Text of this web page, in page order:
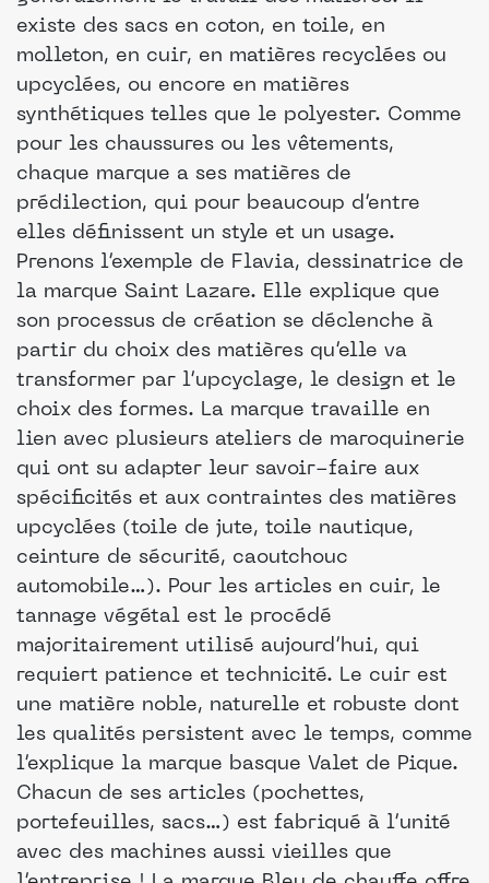
existe des sacs en coton, en toile, en
molleton, en cuir, en matières recyclées ou
upcyclées, ou encore en matières
synthétiques telles que le polyester. Comme
pour les chaussures ou les vêtements,
chaque marque a ses matières de
prédilection, qui pour beaucoup d’entre
elles définissent un style et un usage.
Prenons l’exemple de Flavia, dessinatrice de
la marque Saint Lazare. Elle explique que
son processus de création se déclenche à
partir du choix des matières qu’elle va
transformer par l’upcyclage, le design et le
choix des formes. La marque travaille en
lien avec plusieurs ateliers de maroquinerie
qui ont su adapter leur savoir-faire aux
spécificités et aux contraintes des matières
upcyclées (toile de jute, toile nautique,
ceinture de sécurité, caoutchouc
automobile…). Pour les articles en cuir, le
tannage végétal est le procédé
majoritairement utilisé aujourd’hui, qui
requiert patience et technicité. Le cuir est
une matière noble, naturelle et robuste dont
les qualités persistent avec le temps, comme
l’explique la marque basque Valet de Pique.
Chacun de ses articles (pochettes,
portefeuilles, sacs…) est fabriqué à l’unité
avec des machines aussi vieilles que